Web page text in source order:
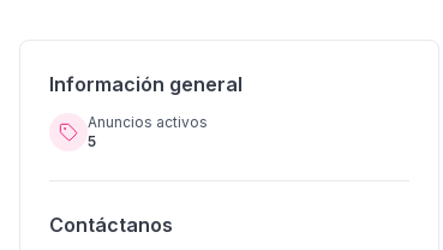
Información general
Anuncios activos
5
Contáctanos